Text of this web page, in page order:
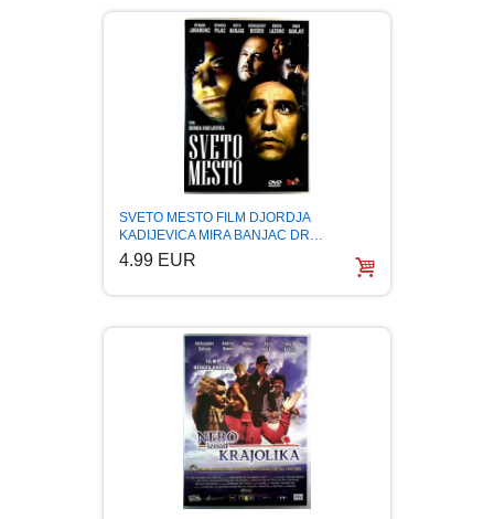
POPULARNA PSIHOLOGIJA
PUBLICISTIKA
PUTOPISI
STRIP
TEORIJE ZAVERE
TINEJDŽ
TRILERI
UMETNOST
SVETO MESTO FILM DJORDJA
KADIJEVICA MIRA BANJAC DR…
4.99 EUR